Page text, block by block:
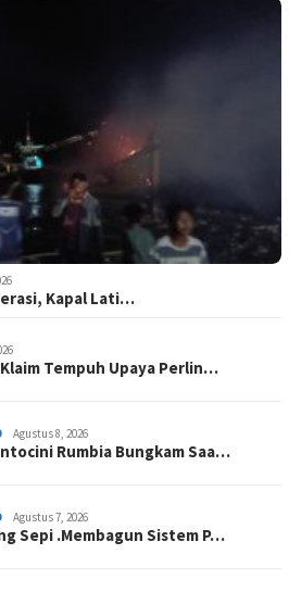
Kapal Lati…
Tempuh Upaya Perlin…
Agustus 8, 2026
Rumbia Bungkam Saa…
Agustus 7, 2026
Sepi .Membagun Sistem P…